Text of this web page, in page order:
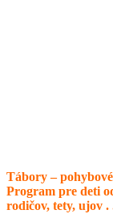
Tábory –
Program pre deti
rodičov, tety, ujov .